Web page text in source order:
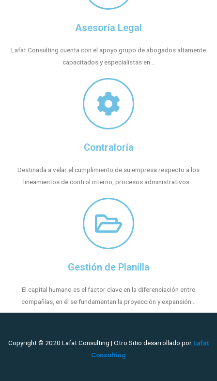
Asesoría Legal
Lafat Consulting cuenta con el apoyo grupo de abogados altamente
capacitados y especialistas en...
Contraloría
Destinada a velar el cumplimiento de su empresa respecto a los
lineamientos de control interno, procesos administrativos...
Gestión de Planilla
El capital humano es el factor clave en la diferenciación entre
compañías, en él se fundamentan la proyección y expansión...
Copyright © 2020 Lafat Consulting | Otro Sitio desarrollado por Lafat
Consulting